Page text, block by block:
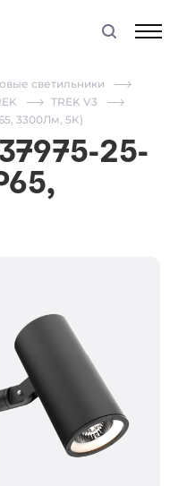
светильники
TREK V3
3300Лм, 5К)
25-